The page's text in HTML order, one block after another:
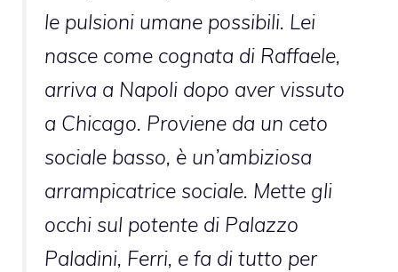
le pulsioni umane possibili. Lei
nasce come cognata di Raffaele,
arriva a Napoli dopo aver vissuto
a Chicago. Proviene da un ceto
sociale basso, è un’ambiziosa
arrampicatrice sociale. Mette gli
occhi sul potente di Palazzo
Paladini, Ferri, e fa di tutto per